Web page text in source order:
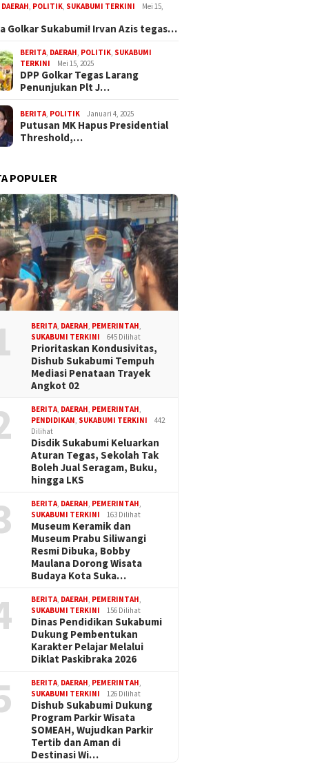
DAERAH POLITIK SUKABUMI TERKINI
Mei 15,
Golkar Sukabumi! Irvan Azis tegas…
BERITA DAERAH POLITIK SUKABUMI
TERKINI
Mei 15, 2025
DPP Golkar Tegas Larang
Penunjukan Plt J…
BERITA POLITIK Januari 4, 2025
Putusan MK Hapus Presidential
Threshold,…
POPULER
BERITA, DAERAH, PEMERINTAH,
SUKABUMI TERKINI
645 Dilihat
Prioritaskan Kondusivitas,
Dishub Sukabumi Tempuh
Mediasi Penataan Trayek
Angkot 02
BERITA, DAERAH, PEMERINTAH,
PENDIDIKAN, SUKABUMI TERKINI
442
Dilihat
Disdik Sukabumi Keluarkan
Aturan Tegas, Sekolah Tak
Boleh Jual Seragam, Buku,
hingga LKS
BERITA, DAERAH, PEMERINTAH,
SUKABUMI TERKINI
163 Dilihat
Museum Keramik dan
Museum Prabu Siliwangi
Resmi Dibuka, Bobby
Maulana Dorong Wisata
Budaya Kota Suka…
BERITA, DAERAH, PEMERINTAH,
SUKABUMI TERKINI
156 Dilihat
Dinas Pendidikan Sukabumi
Dukung Pembentukan
Karakter Pelajar Melalui
Diklat Paskibraka 2026
BERITA, DAERAH, PEMERINTAH,
SUKABUMI TERKINI
126 Dilihat
Dishub Sukabumi Dukung
Program Parkir Wisata
SOMEAH, Wujudkan Parkir
Tertib dan Aman di
Destinasi Wi…